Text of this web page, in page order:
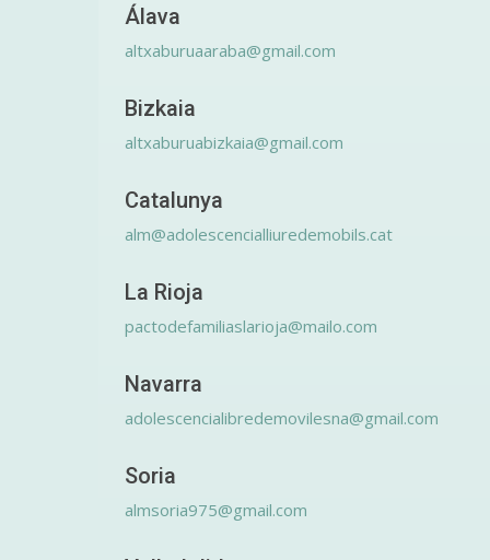
Álava
altxaburuaaraba@gmail.com
Bizkaia
altxaburuabizkaia@gmail.com
Catalunya
alm@adolescencialliuredemobils.cat
La Rioja
pactodefamiliaslarioja@mailo.com
Navarra
adolescencialibredemovilesna@gmail.com
Soria
almsoria975@gmail.com